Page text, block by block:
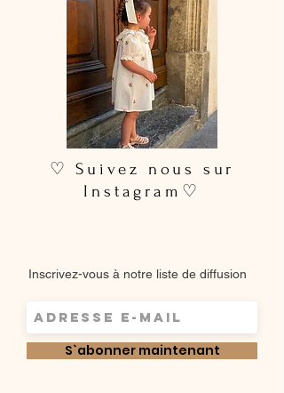
♡ Suivez nous sur
Instagram♡
Inscrivez-vous à notre liste de diffusion
S`abonner maintenant